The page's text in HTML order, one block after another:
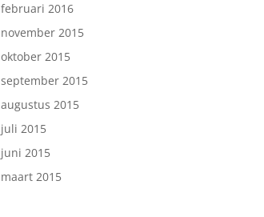
februari 2016
november 2015
oktober 2015
september 2015
augustus 2015
juli 2015
juni 2015
maart 2015